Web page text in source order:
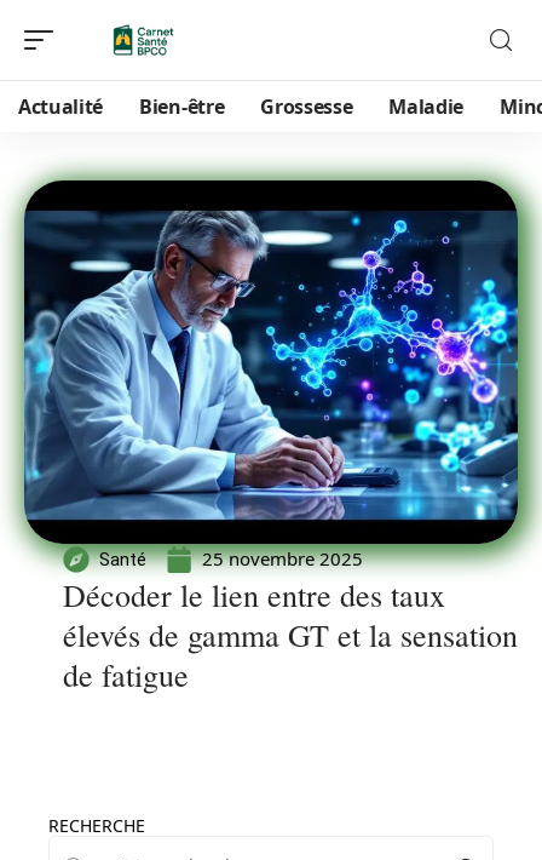
Actualité Bien-être Grossesse Maladie
Santé 25 novembre 2025
Décoder le lien entre des taux
élevés de gamma GT et la sensation
de fatigue
RECHERCHE